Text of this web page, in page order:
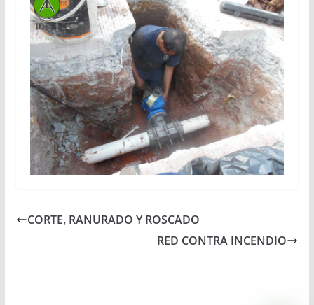
CORTE, RANURADO Y ROSCADO
RED CONTRA INCENDIO